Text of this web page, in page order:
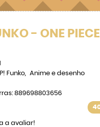
- ONE
Funko
Anime e desenho
889698803656
a avaliar!